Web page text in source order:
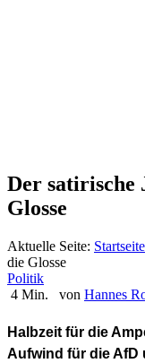
Der satirische
Glosse
Aktuelle Seite: Startseite
die Glosse
Politik
4 Min.
von Hannes
Halbzeit für die
Aufwind für die AfD